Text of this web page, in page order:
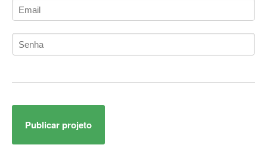
Administração Acadêmica
Administração de Artistas e Repertórios
Administração de Banco de Dados
Administração de Redes
Administrador de Sistemas
Adobe After Effects
Adobe AIR
Publicar projeto